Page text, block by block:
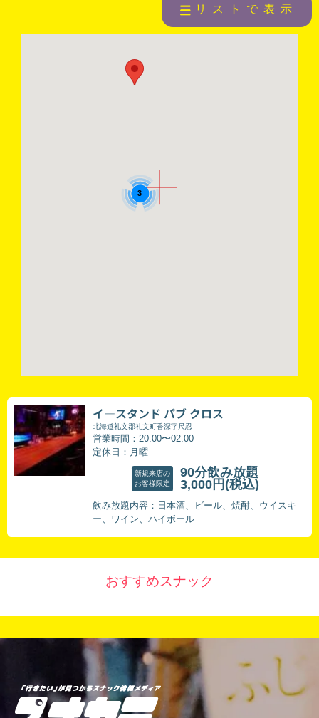
リストで表示
3
イ―スタンド パブ クロス
北海道礼文郡礼文町香深字尺忍
営業時間：20:00〜02:00
定休日：月曜
新規来店の
お客様限定
90分飲み放題
3,000円 (税込)
飲み放題内容：日本酒、ビール、焼酎、ウイスキ
ー、ワイン、ハイボール
おすすめスナック